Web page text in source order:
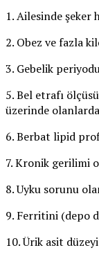
1. Ailesinde şeker
2. Obez ve fazla
3. Gebelik
5. Bel etrafı
üzerinde olanlarda
6. Berbat lipid
7. Kronik gerilimi
8. Uyku sorunu
9. Ferritini (depo
10. Ürik asit